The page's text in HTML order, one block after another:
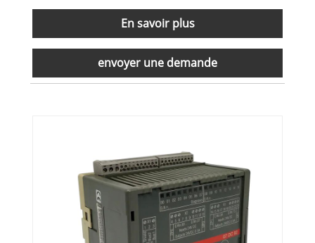
En savoir plus
envoyer une demande